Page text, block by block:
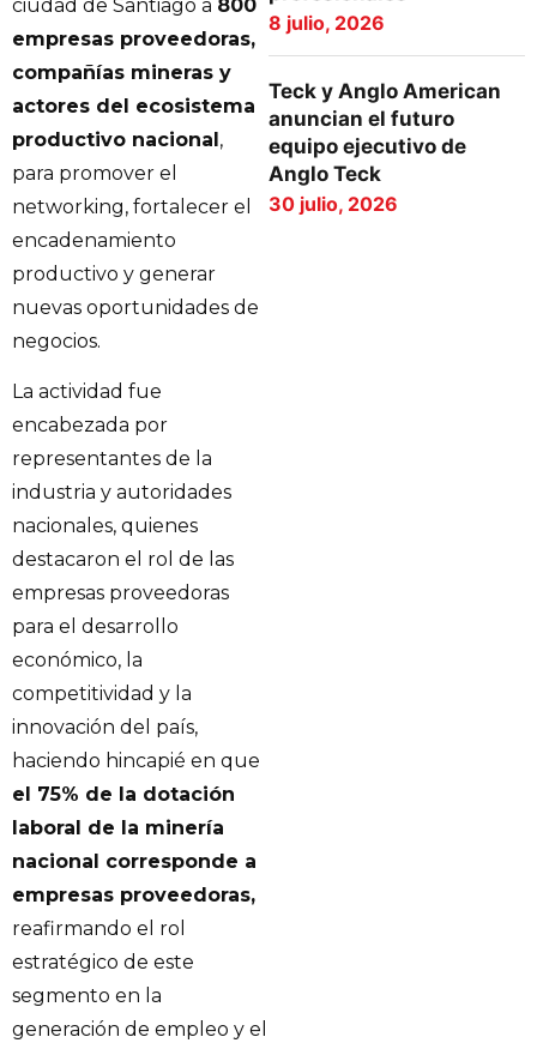
ciudad de Santiago a 800
empresas proveedoras,
compañías mineras y
actores del ecosistema
productivo nacional,
para promover el
networking, fortalecer el
encadenamiento
productivo y generar
nuevas oportunidades de
negocios.
La actividad fue
encabezada por
representantes de la
industria y autoridades
nacionales, quienes
destacaron el rol de las
empresas proveedoras
para el desarrollo
económico, la
competitividad y la
innovación del país,
haciendo hincapié en que
el 75% de la dotación
laboral de la minería
nacional corresponde a
empresas proveedoras,
reafirmando el rol
estratégico de este
segmento en la
generación de empleo y el
8 julio, 2026
Teck y Anglo American
anuncian el futuro
equipo ejecutivo de
Anglo Teck
30 julio, 2026